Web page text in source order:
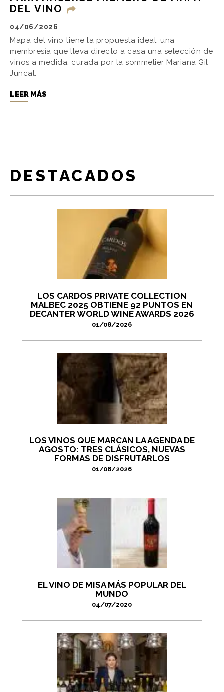
DEL VINO
04/06/2026
Mapa del vino tiene la propuesta ideal: una
membresía que lleva directo a casa una selección de
vinos a medida, curada por la sommelier Mariana Gil
Juncal.
LEER MÁS
DESTACADOS
LOS CARDOS PRIVATE COLLECTION
MALBEC 2025 OBTIENE 92 PUNTOS EN
DECANTER WORLD WINE AWARDS 2026
01/08/2026
LOS VINOS QUE MARCAN LA AGENDA DE
AGOSTO: TRES CLÁSICOS, NUEVAS
FORMAS DE DISFRUTARLOS
01/08/2026
EL VINO DE MISA MÁS POPULAR DEL
MUNDO
04/07/2020